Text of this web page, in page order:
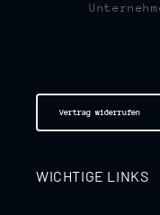
Vertrag widerrufen
WICHTIGE LINKS